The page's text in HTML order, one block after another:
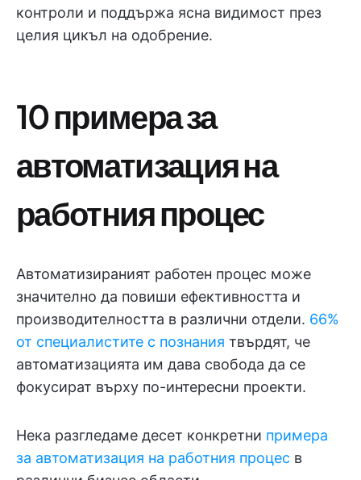
контроли и поддържа ясна видимост през
целия цикъл на одобрение.
10 примера за
автоматизация на
работния процес
Автоматизираният работен процес може
значително да повиши ефективността и
производителността в различни отдели. 66%
от специалистите с познания твърдят, че
автоматизацията им дава свобода да се
фокусират върху по-интересни проекти.
Нека разгледаме десет конкретни примера
за автоматизация на работния процес в